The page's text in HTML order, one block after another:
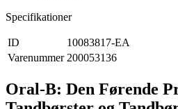
Specifikationer
ID
10083817-EA
Varenummer 200053136
Oral-B: Den Førende